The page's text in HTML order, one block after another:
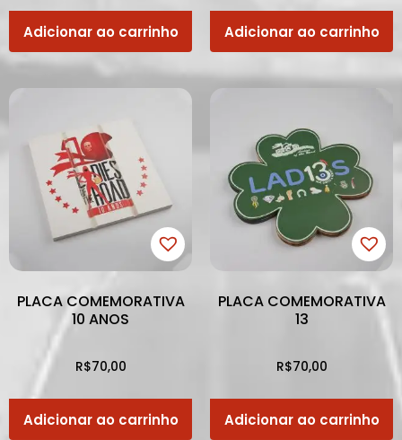
Adicionar ao carrinho Adicionar ao carrinho
PLACA COMEMORATIVA
10 ANOS
R$70,00
Adicionar ao carrinho
PLACA COMEMORATIVA
13
R$70,00
Adicionar ao carrinho